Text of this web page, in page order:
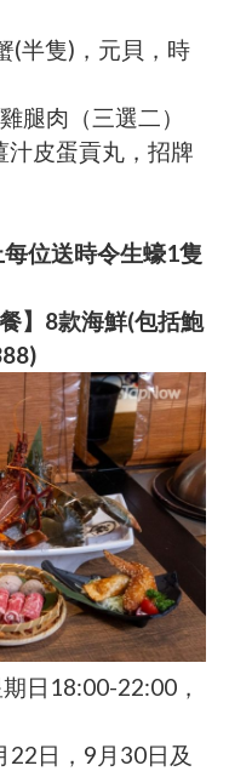
(半隻)，元貝，時
腿肉（三選二）
汁皮蛋貢丸，招牌
位送時令生蠔1隻
】8款海鮮(包括鮑
日18:00-22:00，
22日，9月30日及